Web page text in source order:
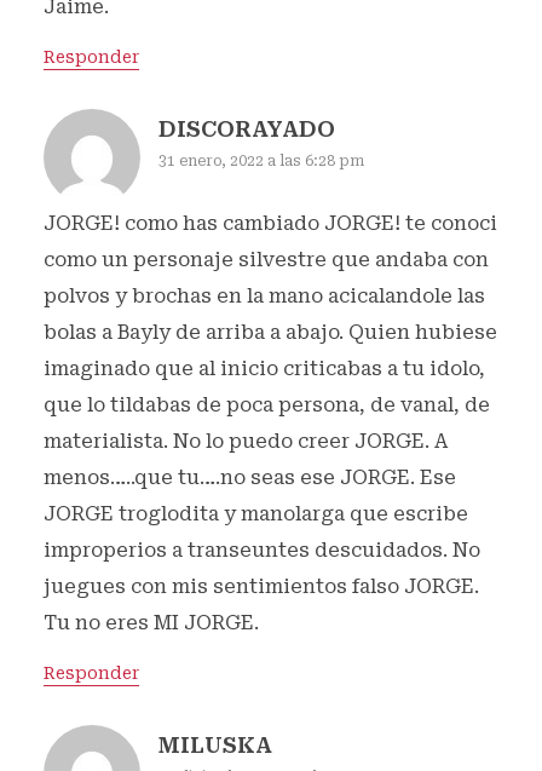
Jaime.
Responder
DISCORAYADO
31 enero, 2022 a las 6:28 pm
JORGE! como has cambiado JORGE! te conoci
como un personaje silvestre que andaba con
polvos y brochas en la mano acicalandole las
bolas a Bayly de arriba a abajo. Quien hubiese
imaginado que al inicio criticabas a tu idolo,
que lo tildabas de poca persona, de vanal, de
materialista. No lo puedo creer JORGE. A
menos…..que tu….no seas ese JORGE. Ese
JORGE troglodita y manolarga que escribe
improperios a transeuntes descuidados. No
juegues con mis sentimientos falso JORGE.
Tu no eres MI JORGE.
Responder
MILUSKA